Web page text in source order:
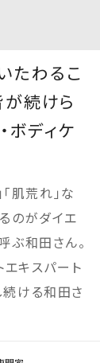
たわるこ
続けら
ボディケ
「肌荒れ」な
のがダイエ
ぶ和田さん。
エキスパート
ける和田さ